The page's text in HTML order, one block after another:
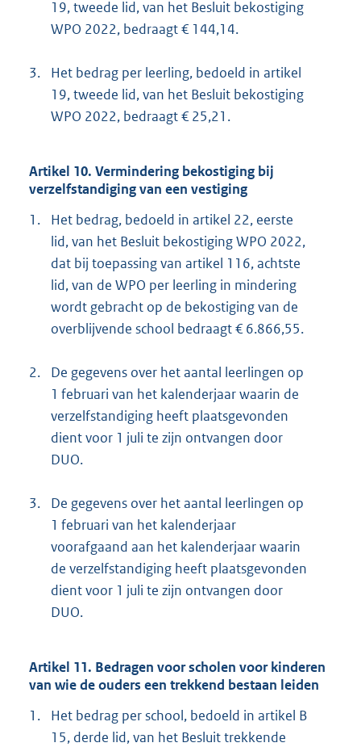
19, tweede lid, van het Besluit bekostiging
WPO 2022, bedraagt € 144,14.
3.
Het bedrag per leerling, bedoeld in artikel
19, tweede lid, van het Besluit bekostiging
WPO 2022, bedraagt € 25,21.
Artikel 10. Vermindering bekostiging bij
verzelfstandiging van een vestiging
1.
Het bedrag, bedoeld in artikel 22, eerste
lid, van het Besluit bekostiging WPO 2022,
dat bij toepassing van artikel 116, achtste
lid, van de WPO per leerling in mindering
wordt gebracht op de bekostiging van de
overblijvende school bedraagt € 6.866,55.
2.
De gegevens over het aantal leerlingen op
1 februari van het kalenderjaar waarin de
verzelfstandiging heeft plaatsgevonden
dient voor 1 juli te zijn ontvangen door
DUO.
3.
De gegevens over het aantal leerlingen op
1 februari van het kalenderjaar
voorafgaand aan het kalenderjaar waarin
de verzelfstandiging heeft plaatsgevonden
dient voor 1 juli te zijn ontvangen door
DUO.
Artikel 11. Bedragen voor scholen voor kinderen
van wie de ouders een trekkend bestaan leiden
1.
Het bedrag per school, bedoeld in artikel B
15, derde lid, van het Besluit trekkende